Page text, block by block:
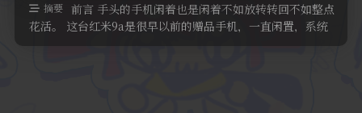
摘要 前言 手头的手机闲着也是闲着不如放转转回不如整点
花活。 这台红米9a是很早以前的赠品手机，一直闲置，系统